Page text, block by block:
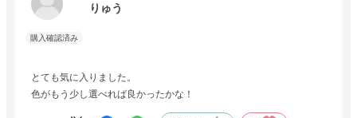
りゅう
とても気に入りました。
色がもう少し選べれば良かったかな！